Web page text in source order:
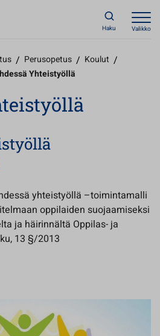
Haku Valikko
/ Perusopetus / Koulut /
Yhteistyöllä
yhteistyöllä –toimintamalli
oppilaiden suojaamiseksi
ja häirinnältä Oppilas- ja
13 §/2013